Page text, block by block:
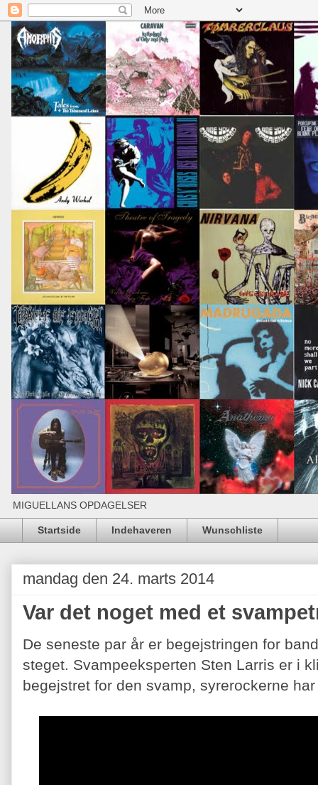
MIGUELLANS OPDAGELSER
Startside Indehaveren Wunschliste
mandag den 24. marts 2014
Var det noget med et
De seneste par år er begejstringen for
steget. Svampeeksperten Sten Larris er i
begejstret for den svamp, syrerockerne